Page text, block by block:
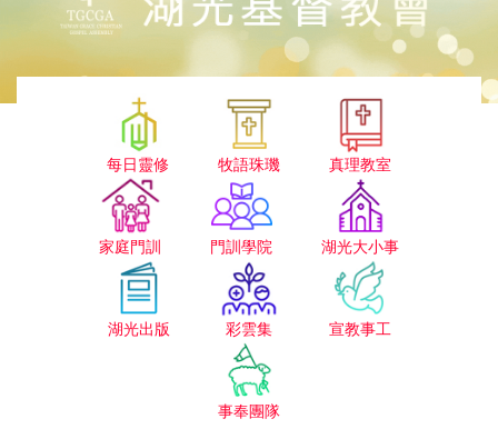
每日靈修 牧語珠璣 真理教室
家庭門訓 門訓學院 湖光大小事
湖光出版 彩雲集 宣教事工
事奉團隊